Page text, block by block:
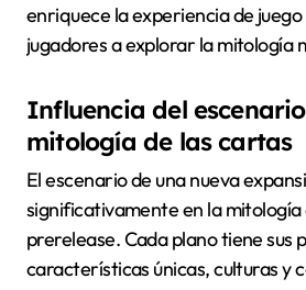
enriquece la experiencia de juego
jugadores a explorar la mitología
Influencia del
mitología de las cartas
El escenario de una nueva
significativamente en la mitología
prerelease. Cada plano tiene sus
características únicas, culturas y